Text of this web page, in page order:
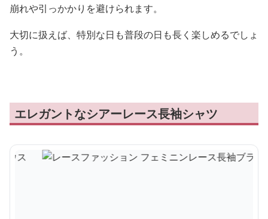
崩れや引っかかりを避けられます。
大切に扱えば、特別な日も普段の日も長く楽しめるでしょ
う。
エレガントなシアーレース長袖シャツ